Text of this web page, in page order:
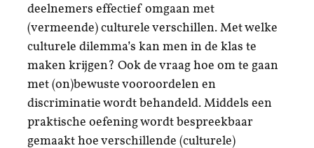
deelnemers effectief omgaan met
(vermeende) culturele verschillen. Met welke
culturele dilemma’s kan men in de klas te
maken krijgen? Ook de vraag hoe om te gaan
met (on)bewuste vooroordelen en
discriminatie wordt behandeld. Middels een
praktische oefening wordt bespreekbaar
gemaakt hoe verschillende (culturele)